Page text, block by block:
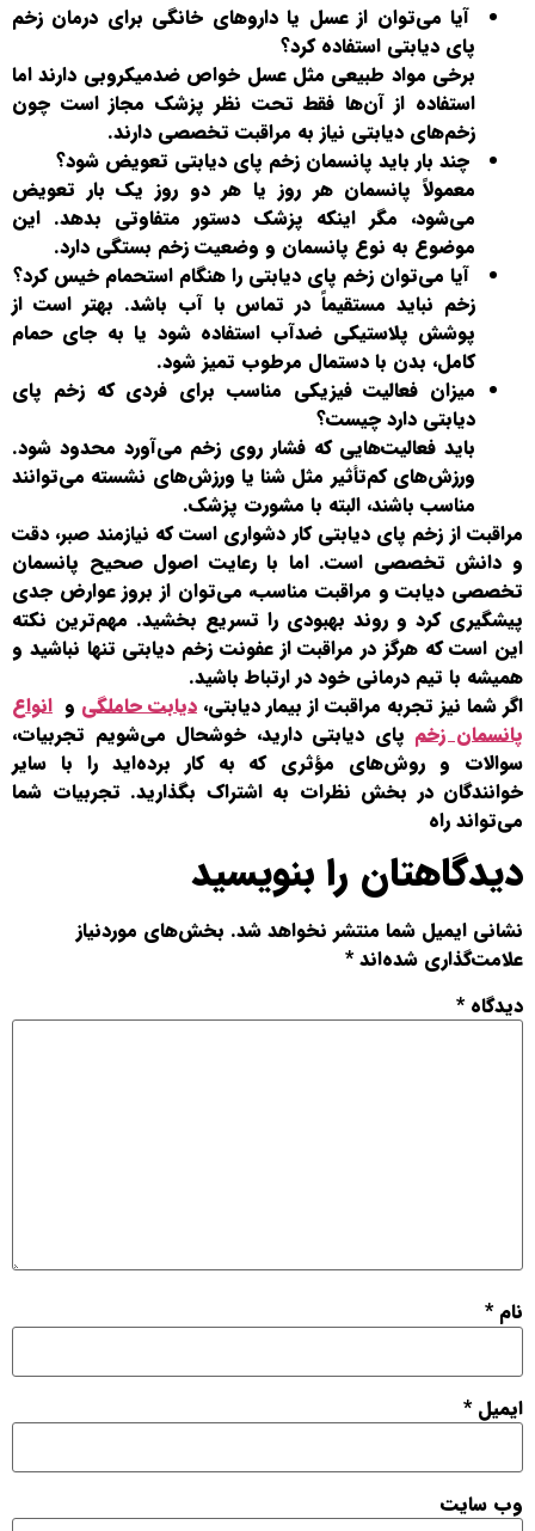
آیا می‌توان از عسل یا داروهای خانگی برای درمان زخم
پای دیابتی استفاده کرد؟
برخی مواد طبیعی مثل عسل خواص ضدمیکروبی دارند اما
استفاده از آن‌ها فقط تحت نظر پزشک مجاز است چون
زخم‌های دیابتی نیاز به مراقبت تخصصی دارند.
چند بار باید پانسمان زخم پای دیابتی تعویض شود؟
معمولاً پانسمان هر روز یا هر دو روز یک بار تعویض
می‌شود، مگر اینکه پزشک دستور متفاوتی بدهد. این
موضوع به نوع پانسمان و وضعیت زخم بستگی دارد.
آیا می‌توان زخم پای دیابتی را هنگام استحمام خیس کرد؟
زخم نباید مستقیماً در تماس با آب باشد. بهتر است از
پوشش پلاستیکی ضدآب استفاده شود یا به جای حمام
کامل، بدن با دستمال مرطوب تمیز شود.
میزان فعالیت فیزیکی مناسب برای فردی که زخم پای
دیابتی دارد چیست؟
باید فعالیت‌هایی که فشار روی زخم می‌آورد محدود شود.
ورزش‌های کم‌تأثیر مثل شنا یا ورزش‌های نشسته می‌توانند
مناسب باشند، البته با مشورت پزشک.
مراقبت از زخم پای دیابتی کار دشواری است که نیازمند صبر، دقت
و دانش تخصصی است. اما با رعایت اصول صحیح پانسمان
تخصصی دیابت و مراقبت مناسب، می‌توان از بروز عوارض جدی
پیشگیری کرد و روند بهبودی را تسریع بخشید. مهم‌ترین نکته
این است که هرگز در مراقبت از عفونت زخم دیابتی تنها نباشید و
همیشه با تیم درمانی خود در ارتباط باشید.
اگر شما نیز تجربه مراقبت از بیمار دیابتی، دیابت حاملگی و انواع
پانسمان زخم پای دیابتی دارید، خوشحال می‌شویم تجربیات،
سوالات و روش‌های مؤثری که به کار برده‌اید را با سایر
خوانندگان در بخش نظرات به اشتراک بگذارید. تجربیات شما
می‌تواند راه
دیدگاهتان را بنویسید
نشانی ایمیل شما منتشر نخواهد شد. بخش‌های موردنیاز
علامت‌گذاری شده‌اند*
دیدگاه*
نام*
ایمیل*
وب‌ سایت